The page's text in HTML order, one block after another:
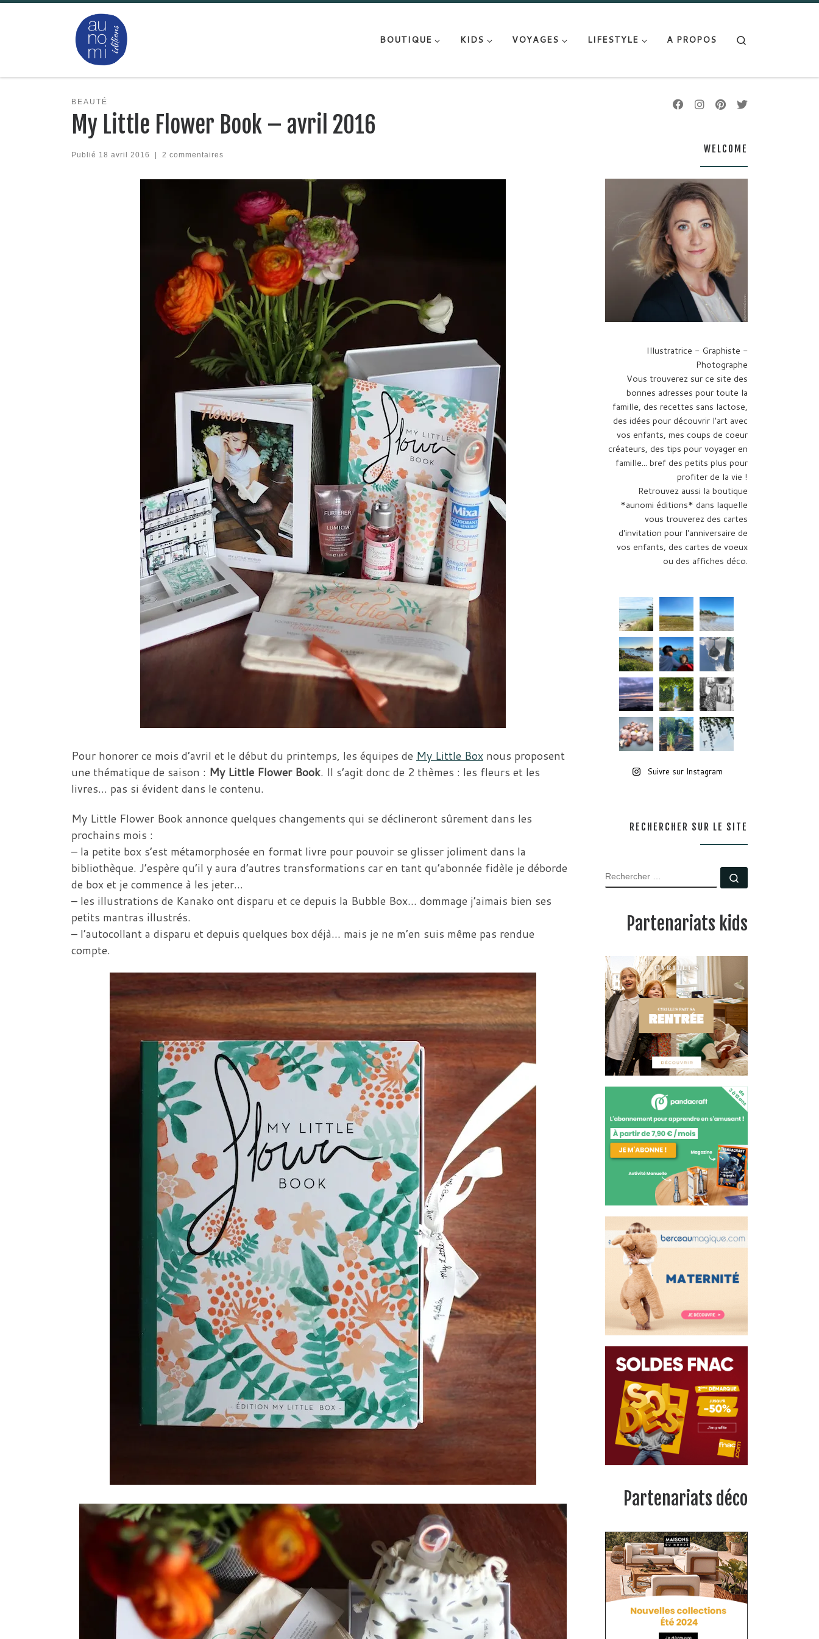
Passer au contenu
BOUTIQUE
KIDS VOYAGES LIFESTYLE A PROPOS
BEAUTÉ
My Little Flower Book – avril 2016
Publié 18 avril 2016 2 commentaires
Pour honorer ce mois d’avril et le début du printemps, les équipes de My Little Box nous proposent
une thématique de saison : My Little Flower Book. Il s’agit donc de 2 thèmes : les fleurs et les
livres… pas si évident dans le contenu.
My Little Flower Book annonce quelques changements qui se déclineront sûrement dans les
prochains mois :
– la petite box s’est métamorphosée en format livre pour pouvoir se glisser joliment dans la
bibliothèque. J’espère qu’il y aura d’autres transformations car en tant qu’abonnée fidèle je déborde
de box et je commence à les jeter…
– les illustrations de Kanako ont disparu et ce depuis la Bubble Box… dommage j’aimais bien ses
petits mantras illustrés.
– l’autocollant a disparu et depuis quelques box déjà… mais je ne m’en suis même pas rendue
compte.
WELCOME
Illustratrice - Graphiste -
Photographe
Vous trouverez sur ce site des
bonnes adresses pour toute la
famille, des recettes sans lactose,
des idées pour découvrir l'art avec
vos enfants, mes coups de coeur
créateurs, des tips pour voyager en
famille... bref des petits plus pour
profiter de la vie !
Retrouvez aussi la boutique
*aunomi éditions* dans laquelle
vous trouverez des cartes
d'invitation pour l'anniversaire de
vos enfants, des cartes de voeux
ou des affiches déco.
Suivre sur Instagram
RECHERCHER SUR LE SITE
RECHERCHER
Partenariats kids
Partenariats déco